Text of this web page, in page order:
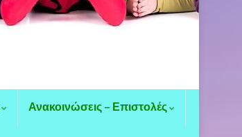
Ανακοινώσεις – Επιστολές